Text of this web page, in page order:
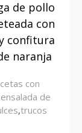
de pollo
con
confitura
naranja
con
ensalada de
,trucos